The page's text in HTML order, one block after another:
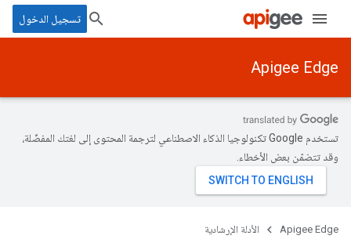
تسجيل الدخول
Apigee Edge
تستخدم Google تكنولوجيا الذكاء الاصطناعي لترجمة المحتوى إلى لغتك المفضّلة،
وقد تتضمّن بعض الأخطاء.
Apigee Edge الأدلة الإرشادية